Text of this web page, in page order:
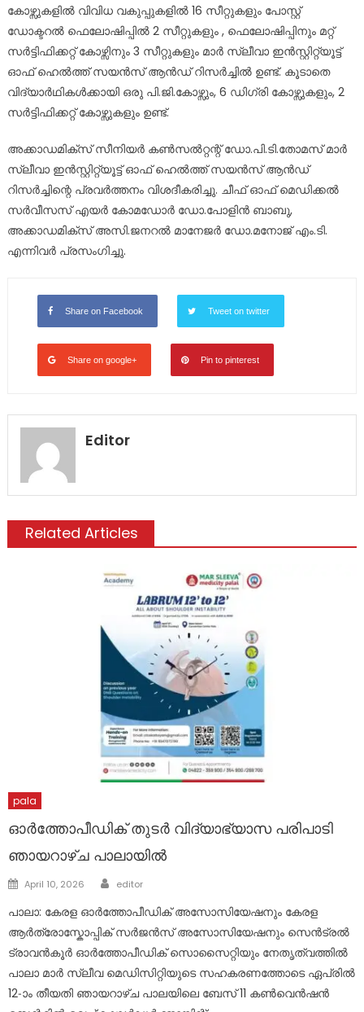
കോഴ്സുകളിൽ വിവിധ വകുപ്പുകളിൽ 16 സീറ്റുകളും പോസ്റ്റ്
ഡോക്ടറൽ ഫെലോഷിപ്പിൽ‍ 2 സീറ്റുകളും , ഫെലോഷിപ്പിനും മറ്റ്
സർട്ടിഫിക്കറ്റ് കോഴ്സിനും 3 സീറ്റുകളും മാർ സ്ലീവാ ഇൻസ്റ്റിറ്റ്യൂട്ട്
ഓഫ് ഹെൽത്ത് സയൻസ് ആൻഡ് റിസർച്ചിൽ ഉണ്ട്. കൂടാതെ
വിദ്യാർഥികൾക്കായി ഒരു പി.ജി.കോഴ്സും, 6 ഡിഗ്രി കോഴ്സുകളും, 2
സർട്ടിഫിക്കറ്റ് കോഴ്സുകളും ഉണ്ട്.
അക്കാഡമിക്സ് സീനിയർ കൺസൽറ്റന്റ് ഡോ.പി.ടി.തോമസ് മാർ
സ്ലീവാ ഇൻസ്റ്റിറ്റ്യൂട്ട് ഓഫ് ഹെൽത്ത് സയൻസ് ആൻഡ്
റിസർച്ചിന്റെ പ്രവർത്തനം വിശദീകരിച്ചു. ചീഫ് ഓഫ് മെഡിക്കൽ
സർവീസസ് എയർ കോമ‍ഡോർ ഡോ.പോളിൻ ബാബു,
അക്കാഡമിക്സ് അസി.ജനറൽ മാനേജർ ഡോ.മനോജ് എം.ടി.
എന്നിവർ പ്രസംഗിച്ചു.
Share on Facebook Tweet on twitter
Share on google+ Pin to pinterest
Editor
Related Articles
pala
ഓർത്തോപീഡിക് തുടര്‍ വിദ്യാഭ്യാസ പരിപാടി
ഞായറാഴ്ച പാലായിൽ
Posted
April 10, 2026 Author
editor
പാലാ: കേരള ഓർത്തോപീഡിക് അസോസിയേഷനും കേരള
ആർത്രോസ്കോപ്പിക് സർജൻസ് അസോസിയേഷനും സെൻട്രൽ
ട്രാവൻകൂർ ഓർത്തോപീഡിക് സൊസൈറ്റിയും നേതൃത്വത്തിൽ
പാലാ മാർ സ്ലീവ മെഡിസിറ്റിയുടെ സഹകരണത്തോടെ ഏപ്രിൽ
12-ാം തീയതി ഞായറാഴ്ച പാലയിലെ ബേസ് 11 കൺവെൻഷൻ